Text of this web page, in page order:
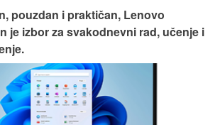
pouzdan i praktičan, Lenovo
je izbor za svakodnevni rad, učenje i